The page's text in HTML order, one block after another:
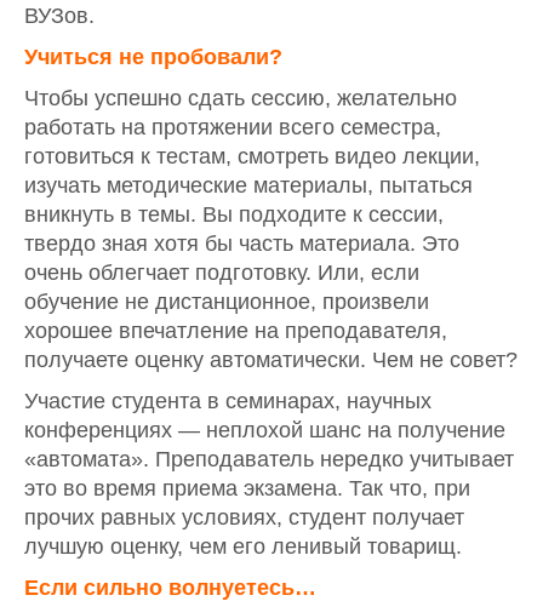
ВУЗов.
Учиться не пробовали?
Чтобы успешно сдать сессию, желательно
работать на протяжении всего семестра,
готовиться к тестам, смотреть видео лекции,
изучать методические материалы, пытаться
вникнуть в темы. Вы подходите к сессии,
твердо зная хотя бы часть материала. Это
очень облегчает подготовку. Или, если
обучение не дистанционное, произвели
хорошее впечатление на преподавателя,
получаете оценку автоматически. Чем не совет?
Участие студента в семинарах, научных
конференциях — неплохой шанс на получение
«автомата». Преподаватель нередко учитывает
это во время приема экзамена. Так что, при
прочих равных условиях, студент получает
лучшую оценку, чем его ленивый товарищ.
Если сильно волнуетесь…